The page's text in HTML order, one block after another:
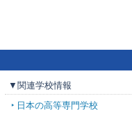
▼関連学校情報
日本の高等専門学校